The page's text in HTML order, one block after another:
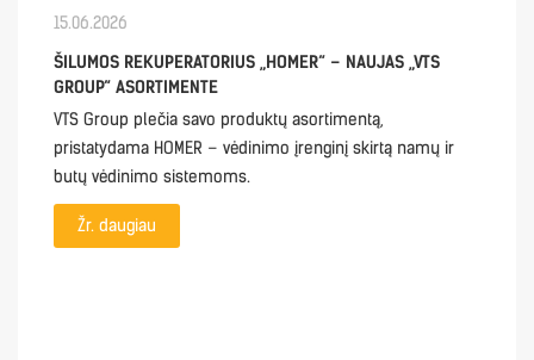
15.06.2026
ŠILUMOS REKUPERATORIUS „HOMER“ – NAUJAS „VTS
GROUP“ ASORTIMENTE
VTS Group plečia savo produktų asortimentą,
pristatydama HOMER – vėdinimo įrenginį skirtą namų ir
butų vėdinimo sistemoms.
Žr. daugiau